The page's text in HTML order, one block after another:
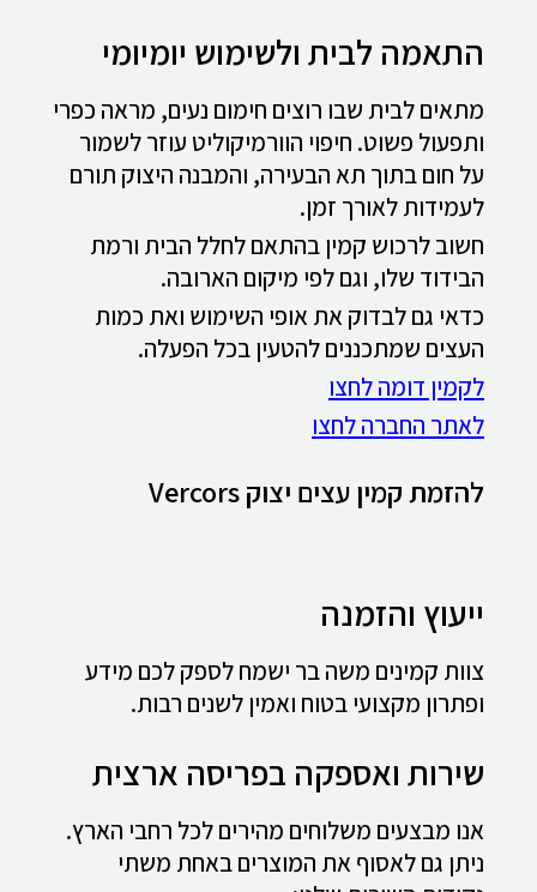
התאמה לבית ולשימוש יומיומי
מתאים לבית שבו רוצים חימום נעים, מראה כפרי
ותפעול פשוט. חיפוי הוורמיקוליט עוזר לשמור
על חום בתוך תא הבעירה, והמבנה היצוק תורם
לעמידות לאורך זמן.
חשוב לרכוש קמין בהתאם לחלל הבית ורמת
הבידוד שלו, וגם לפי מיקום הארובה.
כדאי גם לבדוק את אופי השימוש ואת כמות
העצים שמתכננים להטעין בכל הפעלה.
לקמין דומה לחצו
לאתר החברה לחצו
להזמת קמין עצים יצוק Vercors
ייעוץ והזמנה
צוות קמינים משה בר ישמח לספק לכם מידע
ופתרון מקצועי בטוח ואמין לשנים רבות.
שירות ואספקה בפריסה ארצית
אנו מבצעים משלוחים מהירים לכל רחבי הארץ.
ניתן גם לאסוף את המוצרים באחת משתי